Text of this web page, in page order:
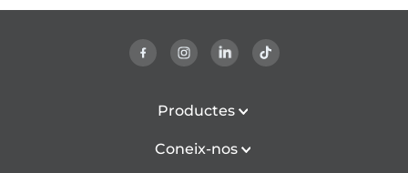
Productes
Coneix-nos